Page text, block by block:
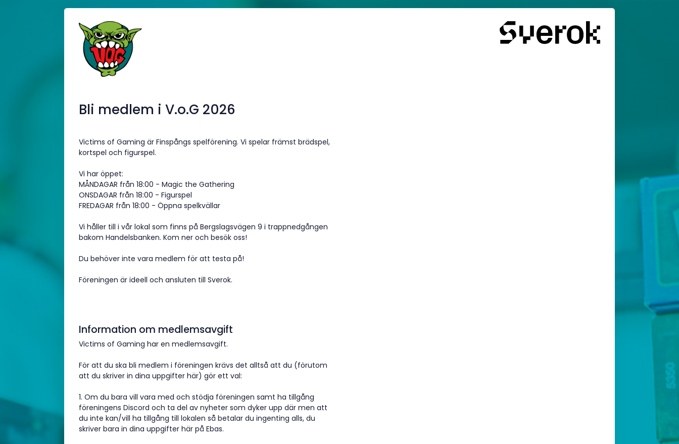
Bli medlem i V.o.G 2026
Victims of Gaming är Finspångs spelförening. Vi spelar främst brädspel,
kortspel och figurspel.
Vi har öppet:
MÅNDAGAR från 18:00 - Magic the Gathering
ONSDAGAR från 18:00 - Figurspel
FREDAGAR från 18:00 - Öppna spelkvällar
Vi håller till i vår lokal som finns på Bergslagsvägen 9 i trappnedgången
bakom Handelsbanken. Kom ner och besök oss!
Du behöver inte vara medlem för att testa på!
Föreningen är ideell och ansluten till Sverok.
Information om medlemsavgift
Victims of Gaming har en medlemsavgift.
För att du ska bli medlem i föreningen krävs det alltså att du (förutom
att du skriver in dina uppgifter här) gör ett val:
1. Om du bara vill vara med och stödja föreningen samt ha tillgång
föreningens Discord och ta del av nyheter som dyker upp där men att
du inte kan/vill ha tillgång till lokalen så betalar du ingenting alls, du
skriver bara in dina uppgifter här på Ebas.